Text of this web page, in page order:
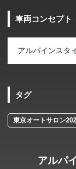
車両コンセプト
アルパインスタ
タグ
東京オートサロン
アルパ